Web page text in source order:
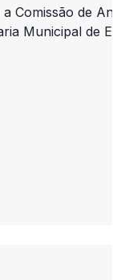
Comissão de
Municipal de